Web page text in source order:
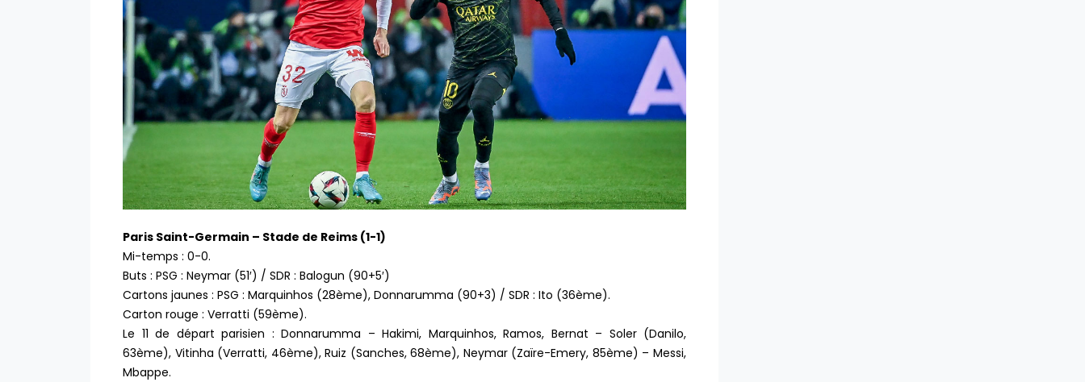
Paris Saint-Germain – Stade de Reims (1-1)
Mi-temps : 0-0.
Buts : PSG : Neymar (51′) / SDR : Balogun (90+5′)
Cartons jaunes : PSG : Marquinhos (28ème), Donnarumma (90+3) / SDR : Ito (36ème).
Carton rouge : Verratti (59ème).
Le 11 de départ parisien : Donnarumma – Hakimi, Marquinhos, Ramos, Bernat – Soler (Danilo,
63ème), Vitinha (Verratti, 46ème), Ruiz (Sanches, 68ème), Neymar (Zaïre-Emery, 85ème) – Messi,
Mbappe.